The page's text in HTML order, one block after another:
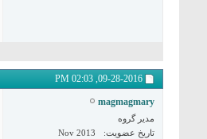
09-28-2016,
02:03 PM
magmagmary
مدیر گروه
تاریخ عضویت
Nov 2013